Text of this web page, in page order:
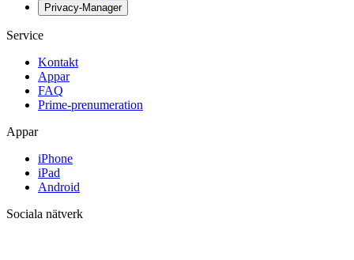
Privacy-Manager
Service
Kontakt
Appar
FAQ
Prime-prenumeration
Appar
iPhone
iPad
Android
Sociala nätverk